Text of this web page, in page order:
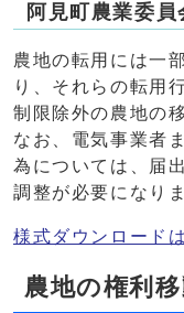
阿見町農業委
農地の転用には一
り、それらの転用
制限除外の農地の
なお、電気事業者
為については、届
調整が必要になりま
様式ダウンロード
農地の権利